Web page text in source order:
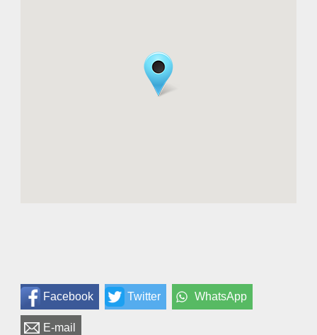
Facebook Twitter WhatsApp
E-mail